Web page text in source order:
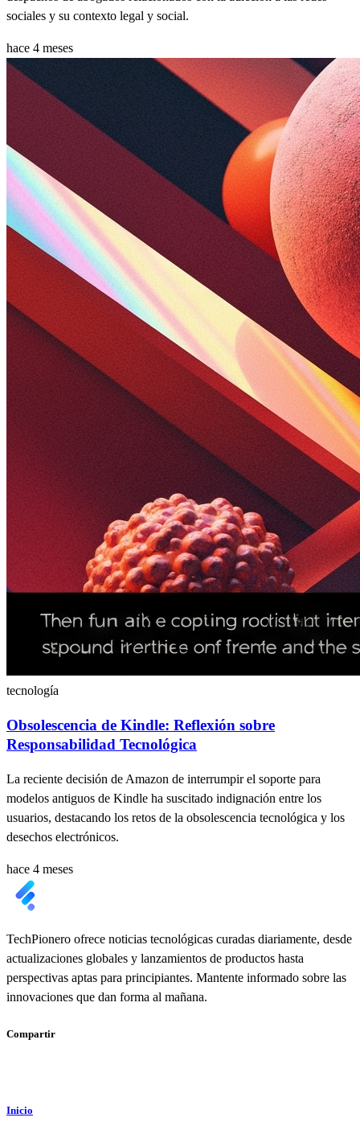
sociales y su contexto legal y social.
hace 4 meses
tecnología
Obsolescencia de Kindle: Reflexión sobre
Responsabilidad Tecnológica
La reciente decisión de Amazon de interrumpir el soporte para
modelos antiguos de Kindle ha suscitado indignación entre los
usuarios, destacando los retos de la obsolescencia tecnológica y los
desechos electrónicos.
hace 4 meses
TechPionero ofrece noticias tecnológicas curadas diariamente, desde
actualizaciones globales y lanzamientos de productos hasta
perspectivas aptas para principiantes. Mantente informado sobre las
innovaciones que dan forma al mañana.
Compartir
Inicio